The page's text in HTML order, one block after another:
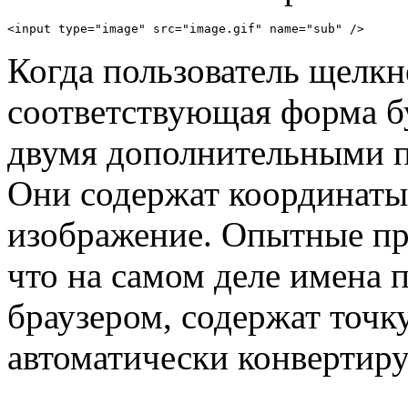
<input type="image" src="image.gif" name="sub" />
Когда пользователь
соответствующая форма
двумя
Они содержат
изображение. Опытные
что на самом деле имена
браузером, содержат
автоматически